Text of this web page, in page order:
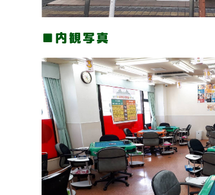
内観写真